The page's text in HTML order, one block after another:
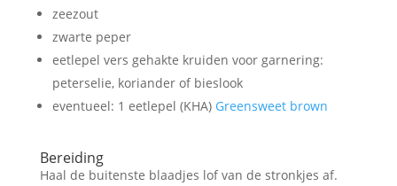
zeezout
zwarte peper
eetlepel vers gehakte kruiden voor garnering:
peterselie, koriander of bieslook
eventueel: 1 eetlepel (KHA) Greensweet brown
Bereiding
Haal de buitenste blaadjes lof van de stronkjes af.